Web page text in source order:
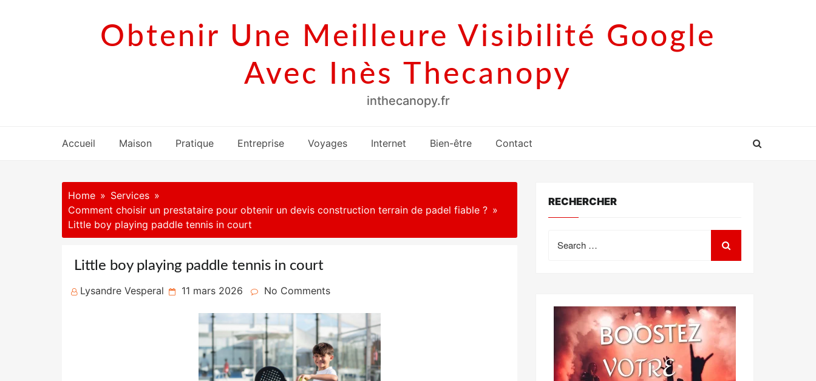
Obtenir Une Meilleure Visibilité Google
Avec Inès Thecanopy
inthecanopy.fr
Accueil Maison Pratique Entreprise Voyages Internet Bien-être Contact
Home
Services
Comment choisir un prestataire pour obtenir un devis construction terrain de padel fiable ?
Little boy playing paddle tennis in court
Little boy playing paddle tennis in court
Lysandre Vesperal
Posted
11 mars 2026 No Comments
RECHERCHER
for: